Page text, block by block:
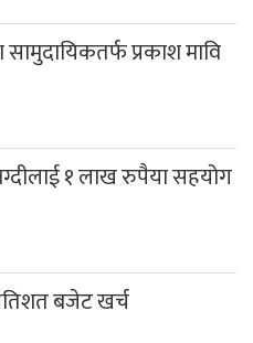
सामुदायिकतर्फ प्रकाश मावि
१ लाख रुपैया सहयोग
बजेट खर्च